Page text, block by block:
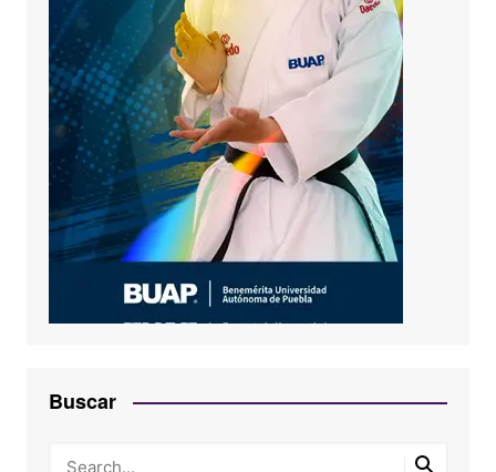
Buscar